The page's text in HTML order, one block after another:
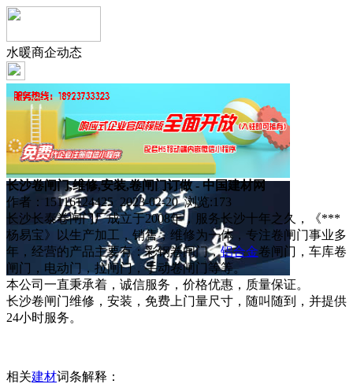
水暖商企动态
长沙卷闸门,维修,安装,卷闸门订做 - 中国建材网
作者：15116124425 2023-02-20 浏览:173
长沙长泰卷闸门厂成立于2008年，服务长沙十年之久，《***
杨易宝》以生产加工，销售，维修为一体，专注卷闸门事业多
年，经营的产品主要有：彩钢卷闸门，铝合金卷闸门，车库卷
闸门，电动门，拉闸门，手动卷闸门等等。
本公司一直秉承着，诚信服务，价格优惠，质量保证。
长沙卷闸门维修，安装，免费上门量尺寸，随叫随到，并提供
24小时服务。
相关建材词条解释：